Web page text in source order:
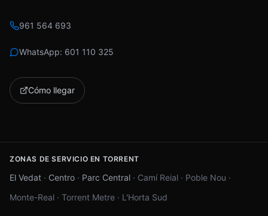
961 564 693
WhatsApp: 601 110 325
Cómo llegar
ZONAS DE SERVICIO EN TORRENT
El Vedat · Centro · Parc Central · Camí Reial · Poble Nou ·
Monte-Real · Torrent Metre · L'Horta Sud